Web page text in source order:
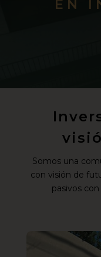
EN
Somos una
con visión de
pasivos